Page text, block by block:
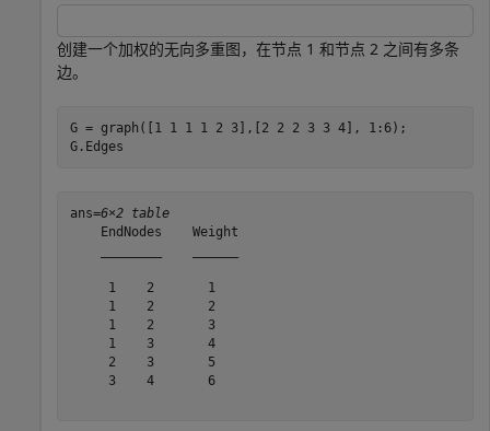
创建一个加权的无向多重图，在节点 1 和节点 2 之间有多条
边。
G = graph([1 1 1 1 2 3],[2 2 2 3 3 4], 1:6);
G.Edges
ans=6×2 table
    EndNodes    Weight
     1    2       1
     1    2       2
     1    2       3
     1    3       4
     2    3       5
     3    4       6